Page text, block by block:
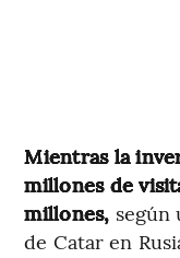
Mientras la
millones de
millones, según
de Catar en